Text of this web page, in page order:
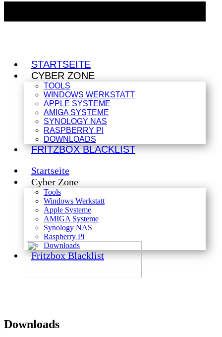
STARTSEITE
CYBER ZONE
TOOLS
WINDOWS WERKSTATT
APPLE SYSTEME
AMIGA SYSTEME
SYNOLOGY NAS
RASPBERRY PI
DOWNLOADS
FRITZBOX BLACKLIST
Startseite
Cyber Zone
Tools
Windows Werkstatt
Apple Systeme
AMIGA Systeme
Synology NAS
Raspberry Pi
Downloads
Fritzbox Blacklist
Downloads